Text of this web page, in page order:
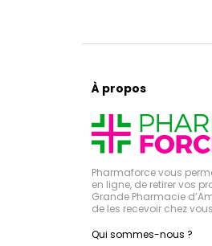
À propos
Pharmaforce vous
en ligne, de retirer vos
Grande Pharmacie
de les recevoir chez
Qui sommes-nous ?